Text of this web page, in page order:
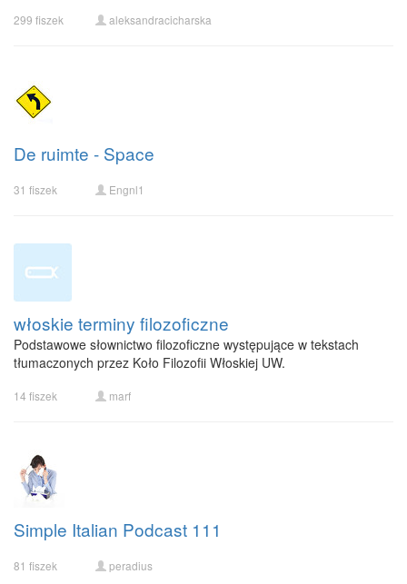
299 fiszek aleksandracicharska
De ruimte - Space
31 fiszek Engnl1
włoskie terminy filozoficzne
Podstawowe słownictwo filozoficzne występujące w tekstach
tłumaczonych przez Koło Filozofii Włoskiej UW.
14 fiszek marf
Simple Italian Podcast 111
81 fiszek peradius